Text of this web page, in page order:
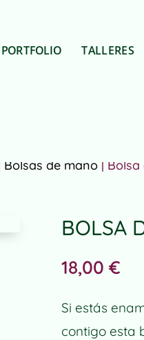
PORTFOLIO TALLERES
Bolsas de mano| Bolsa
BOLSA
18,00 €
Si estás
contigo esta